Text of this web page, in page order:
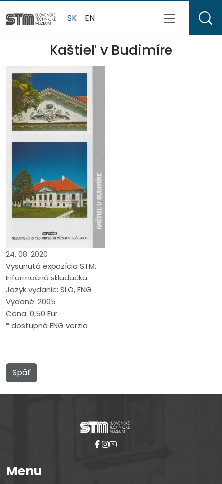
SK EN
Kaštieľ v Budimíre
24. 08. 2020
Vysunutá expozícia STM.
Informačná skladačka.
Jazyk vydania: SLO, ENG
Vydané: 2005
Cena: 0,50 Eur
* dostupná ENG verzia
Späť
Menu